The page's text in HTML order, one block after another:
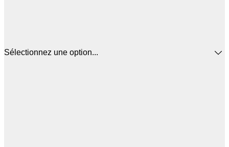
Sélectionnez une option...